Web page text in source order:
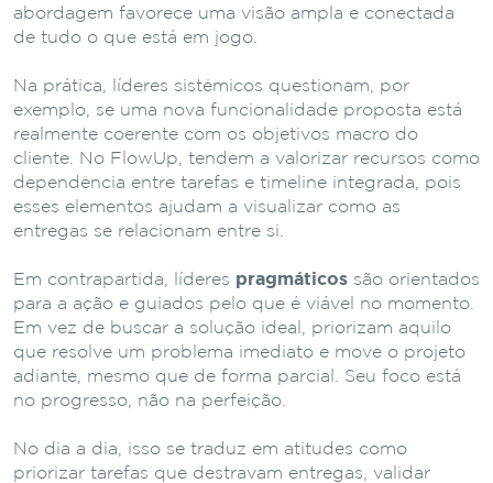
abordagem favorece uma visão ampla e conectada
de tudo o que está em jogo.
Na prática, líderes sistêmicos questionam, por
exemplo, se uma nova funcionalidade proposta está
realmente coerente com os objetivos macro do
cliente. No FlowUp, tendem a valorizar recursos como
dependência entre tarefas e timeline integrada, pois
esses elementos ajudam a visualizar como as
entregas se relacionam entre si.
Em contrapartida, líderes pragmáticos são orientados
para a ação e guiados pelo que é viável no momento.
Em vez de buscar a solução ideal, priorizam aquilo
que resolve um problema imediato e move o projeto
adiante, mesmo que de forma parcial. Seu foco está
no progresso, não na perfeição.
No dia a dia, isso se traduz em atitudes como
priorizar tarefas que destravam entregas, validar